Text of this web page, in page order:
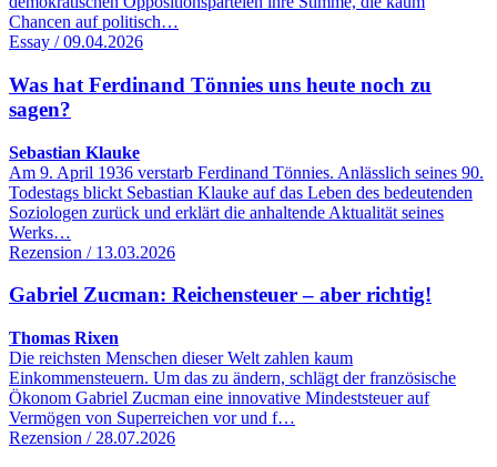
Chancen auf politisch…
Essay / 09.04.2026
Was hat Ferdinand Tönnies uns heute noch zu
sagen?
Sebastian Klauke
Am 9. April 1936 verstarb Ferdinand Tönnies. Anlässlich seines 90.
Todestags blickt Sebastian Klauke auf das Leben des bedeutenden
Soziologen zurück und erklärt die anhaltende Aktualität seines
Werks…
Rezension / 13.03.2026
Gabriel Zucman: Reichensteuer – aber richtig!
Thomas Rixen
Die reichsten Menschen dieser Welt zahlen kaum
Einkommensteuern. Um das zu ändern, schlägt der französische
Ökonom Gabriel Zucman eine innovative Mindeststeuer auf
Vermögen von Superreichen vor und f…
Rezension / 28.07.2026